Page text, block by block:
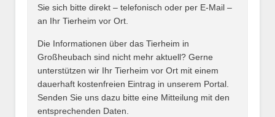
Sie sich bitte direkt – telefonisch oder per E-Mail –
an Ihr Tierheim vor Ort.
Die Informationen über das Tierheim in
Großheubach sind nicht mehr aktuell? Gerne
unterstützen wir Ihr Tierheim vor Ort mit einem
dauerhaft kostenfreien Eintrag in unserem Portal.
Senden Sie uns dazu bitte eine Mitteilung mit den
entsprechenden Daten.